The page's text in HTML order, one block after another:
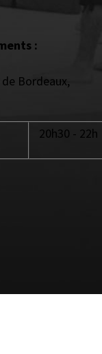
:
Bordeaux,
20h30 - 22h